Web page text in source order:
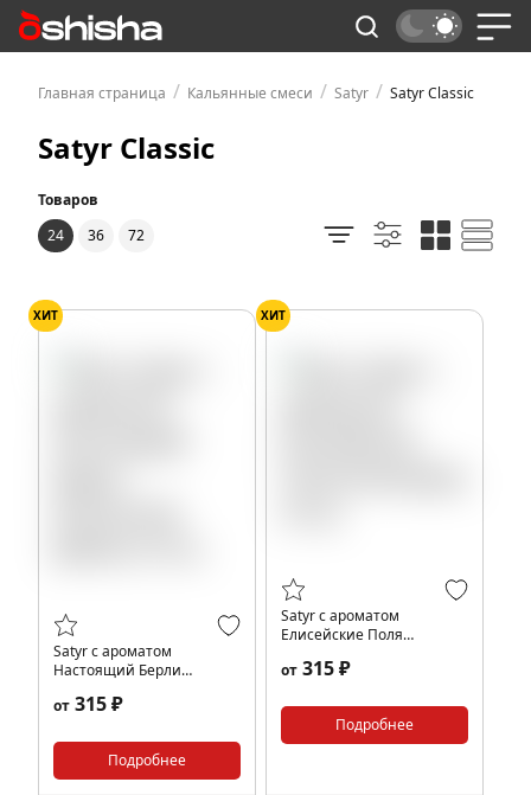
Главная страница / Кальянные смеси / Satyr / Satyr Classic
Satyr Classic
Товаров
24
36 72
ХИТ
Satyr с ароматом
Настоящий Берли
от 315 ₽
Подробнее
ХИТ
Satyr с ароматом
Елисейские Поля
от 315 ₽
Подробнее